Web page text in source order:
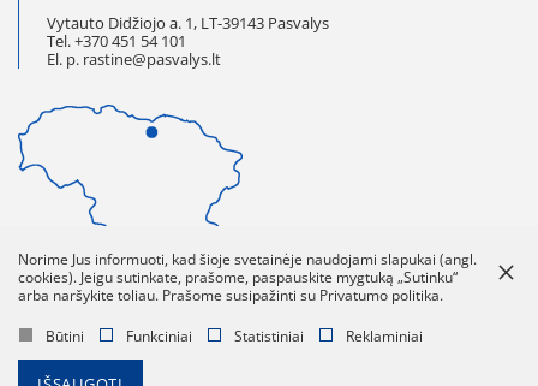
Vytauto Didžiojo a. 1, LT-39143 Pasvalys
Tel. +370 451 54 101
El. p. rastine@pasvalys.lt
Norėdami pamatyti detalų
ant paveikslėlio
Norime Jus informuoti, kad šioje svetainėje naudojami slapukai (angl.
cookies). Jeigu sutinkate, prašome, paspauskite mygtuką „Sutinku“
arba naršykite toliau. Prašome susipažinti su Privatumo politika.
Būtini Funkciniai Statistiniai Reklaminiai